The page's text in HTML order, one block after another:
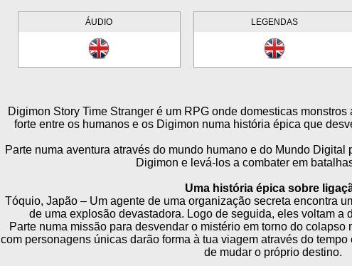
ÁUDIO LEGENDAS
Digimon Story Time Stranger é um RPG onde domesticas
forte entre os humanos e os Digimon numa história épica que
Parte numa aventura através do mundo humano e do Mundo
Digimon e levá-los a combater em
Uma história épica sobre
Tóquio, Japão – Um agente de uma organização secreta encontra
de uma explosão devastadora. Logo de seguida, eles voltam
Parte numa missão para desvendar o mistério em torno do
com personagens únicas darão forma à tua viagem através do
de mudar o próprio destino.